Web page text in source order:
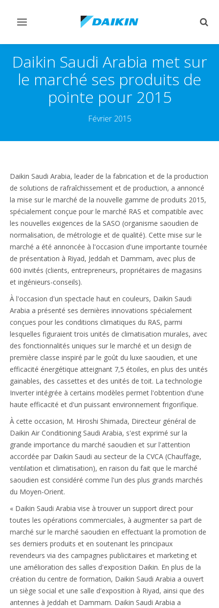
Afficher/masquer
Daikin Saudi Arabia met sur
le marché ses produits de
pointe pour 2015
Février 2015
Daikin Saudi Arabia, leader de la fabrication et de la production
de solutions de rafraîchissement et de production, a annoncé
la mise sur le marché de la nouvelle gamme de produits 2015,
spécialement conçue pour le marché RAS et compatible avec
les nouvelles exigences de la SASO (organisme saoudien de
normalisation, de métrologie et de qualité). Cette mise sur le
marché a été annoncée à l'occasion d'une importante tournée
de présentation à Riyad, Jeddah et Dammam, avec plus de
600 invités (clients, entrepreneurs, propriétaires de magasins
et ingénieurs-conseils).
À l'occasion d'un spectacle haut en couleurs, Daikin Saudi
Arabia a présenté ses dernières innovations spécialement
conçues pour les conditions climatiques du RAS, parmi
lesquelles figuraient trois unités de climatisation murales, avec
des fonctionnalités uniques sur le marché et un design de
première classe inspiré par le goût du luxe saoudien, et une
efficacité énergétique atteignant 7,5 étoiles, en plus des unités
gainables, des cassettes et des unités de toit. La technologie
Inverter intégrée à certains modèles permet l'obtention d'une
haute efficacité et d'un puissant environnement frigorifique.
À cette occasion, M. Hiroshi Shimada, Directeur général de
Daikin Air Conditioning Saudi Arabia, s'est exprimé sur la
grande importance du marché saoudien et sur l'attention
accordée par Daikin Saudi au secteur de la CVCA (Chauffage,
ventilation et climatisation), en raison du fait que le marché
saoudien est considéré comme l'un des plus grands marchés
du Moyen-Orient.
« Daikin Saudi Arabia vise à trouver un support direct pour
toutes les opérations commerciales, à augmenter sa part de
marché sur le marché saoudien en effectuant la promotion de
ses derniers produits et en soutenant les principaux
revendeurs via des campagnes publicitaires et marketing et
une amélioration des salles d'exposition Daikin. En plus de la
création du centre de formation, Daikin Saudi Arabia a ouvert
un siège social et une salle d'exposition à Riyad, ainsi que des
antennes à Jeddah et Dammam. Daikin Saudi Arabia a